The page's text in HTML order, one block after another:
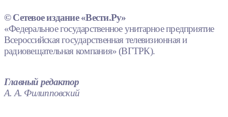
© Сетевое издание «Вести.Ру»
«Федеральное государственное унитарное предприятие
Всероссийская государственная телевизионная и
радиовещательная компания» (ВГТРК).
Главный редактор
А. А. Филипповский